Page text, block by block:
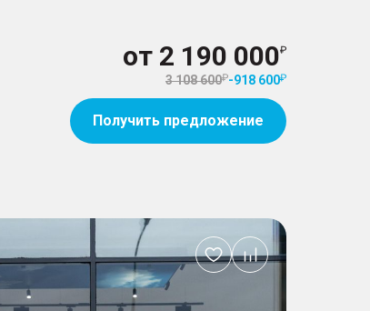
от 2 190 000
3 108 600 -918 600
Получить предложение
Добавить
в